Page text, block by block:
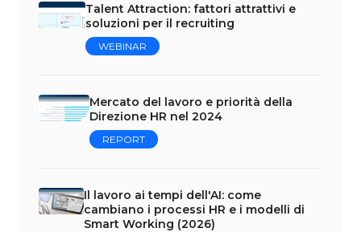
Talent Attraction: fattori attrattivi e
soluzioni per il recruiting
WEBINAR
Mercato del lavoro e priorità della
Direzione HR nel 2024
REPORT
Il lavoro ai tempi dell'AI: come
cambiano i processi HR e i modelli di
Smart Working (2026)